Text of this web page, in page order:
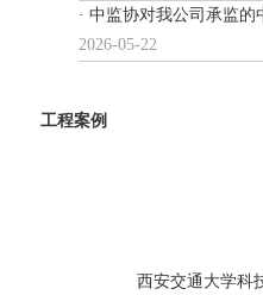
· 中监协对我公司承监
2026-05-22
工程案例
西安交通大学科